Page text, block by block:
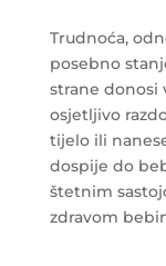
Trudnoća,
posebno
strane donosi
osjetljivo
tijelo ili
dospije do
štetnim
zdravom